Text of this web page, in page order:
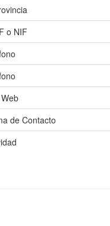
o NIF
de Contacto